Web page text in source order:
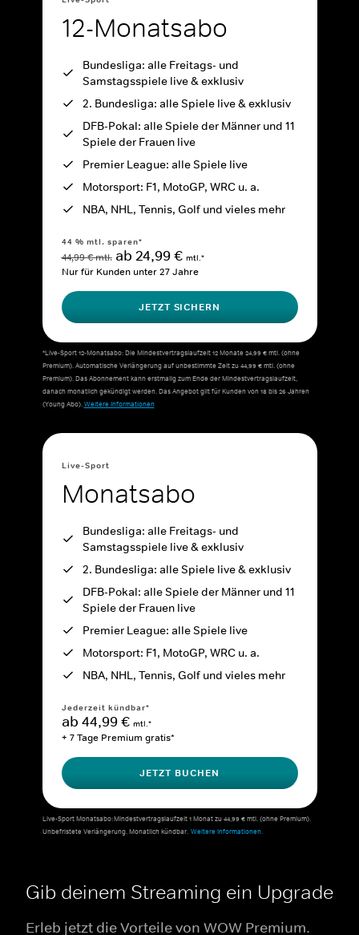
12-Monatsabo
Bundesliga: alle Freitags- und
Samstagsspiele live & exklusiv
2. Bundesliga: alle Spiele live & exklusiv
DFB-Pokal: alle Spiele der Männer und 11
Spiele der Frauen live
Premier League: alle Spiele live
Motorsport: F1, MotoGP, WRC u. a.
NBA, NHL, Tennis, Golf und vieles mehr
44 % mtl. sparen*
44,99 € mtl. ab 24,99 € mtl.*
Nur für Kunden unter 27 Jahre
JETZT SICHERN
*Live-Sport 12-Monatsabo: Die Mindestvertragslaufzeit 12 Monate 24,99 € mtl. (ohne
Premium). Automatische Verlängerung auf unbestimmte Zeit zu 44,99 € mtl. (ohne
Premium). Das Abonnement kann erstmalig zum Ende der Mindestvertragslaufzeit,
danach monatlich gekündigt werden. Das Angebot gilt für Kunden von 18 bis 26 Jahren
(Young Abo).Weitere Informationen
Live-Sport
Monatsabo
Bundesliga: alle Freitags- und
Samstagsspiele live & exklusiv
2. Bundesliga: alle Spiele live & exklusiv
DFB-Pokal: alle Spiele der Männer und 11
Spiele der Frauen live
Premier League: alle Spiele live
Motorsport: F1, MotoGP, WRC u. a.
NBA, NHL, Tennis, Golf und vieles mehr
Jederzeit kündbar*
ab 44,99 € mtl.*
+ 7 Tage Premium gratis*
JETZT BUCHEN
Live-Sport Monatsabo: Mindestvertragslaufzeit 1 Monat zu 44,99 € mtl. (ohne Premium).
Unbefristete Verlängerung. Monatlich kündbar. Weitere Informationen.
Gib deinem Streaming ein Upgrade
Erleb jetzt die Vorteile von WOW Premium.